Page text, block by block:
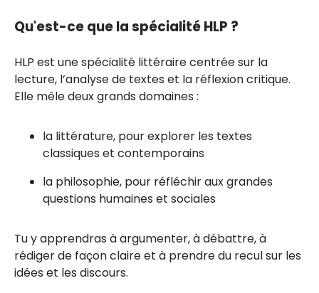
Qu'est-ce que la spécialité HLP ?
HLP est une spécialité littéraire centrée sur la
lecture, l’analyse de textes et la réflexion critique.
Elle mêle deux grands domaines :
la littérature, pour explorer les textes
classiques et contemporains
la philosophie, pour réfléchir aux grandes
questions humaines et sociales
Tu y apprendras à argumenter, à débattre, à
rédiger de façon claire et à prendre du recul sur les
idées et les discours.